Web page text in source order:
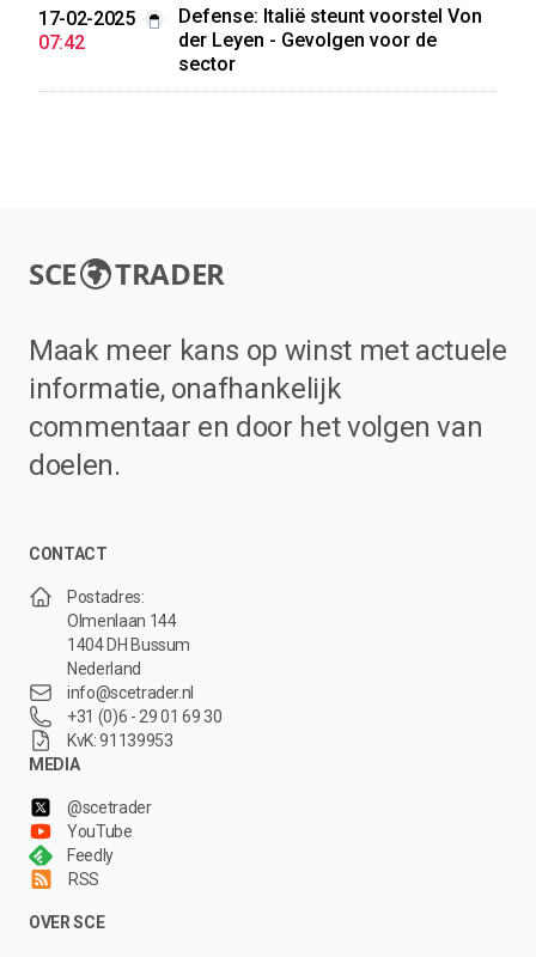
17-02-2025
07:42
Defense: Italië steunt voorstel Von
der Leyen - Gevolgen voor de
sector
SCE TRADER
Maak meer kans op winst met actuele
informatie, onafhankelijk
commentaar en door het volgen van
doelen.
CONTACT
Postadres:
Olmenlaan 144
1404 DH Bussum
Nederland
info@scetrader.nl
+31 (0)6 - 29 01 69 30
KvK: 91139953
MEDIA
@scetrader
YouTube
Feedly
RSS
OVER SCE